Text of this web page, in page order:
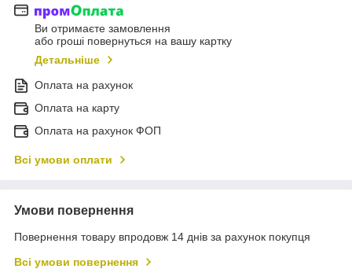
Ви отримаєте замовлення
або гроші повернуться на вашу картку
Детальніше
Оплата на рахунок
Оплата на карту
Оплата на рахунок ФОП
Всі умови оплати
Умови повернення
Повернення товару впродовж 14 днів за рахунок покупця
Всі умови повернення